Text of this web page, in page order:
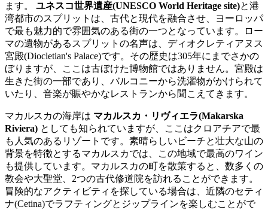
ます。 ユネスコ世界遺産(UNESCO World Heritage site)と港
湾都市のスプリットは、古代と現代を融合させ、ヨーロッパ
で最も魅力的で雰囲気のある街の一つとなっています。ロー
マの遺物があるスプリットの名声は、ディオクレティアヌス
宮殿(Diocletian's Palace)です。その歴史は305年にまでさかの
ぼりますが、ここは古ぼけた博物館ではありません。宮殿は
生きた街の一部であり、バルコニーから洗濯物がかけられて
いたり、音楽が賑やかなレストランから聞こえてきます。
マカルスカの海岸は マカルスカ・リヴィエラ(Makarska
Riviera) としても知られていますが、ここはクロアチアで最
も人気のあるリゾートです。素晴らしいビーチと壮大な山の
背景を特徴とするマカルスカでは、この地域で最高のワイン
も提供しています。マカルスカの町を散策すると、数多くの
教会や大聖堂、2つの古代修道院を訪れることができます。
冒険的なアクティビティを探している場合は、近隣のセティ
ナ(Cetina)でラフティングとジップラインを楽しむことがで